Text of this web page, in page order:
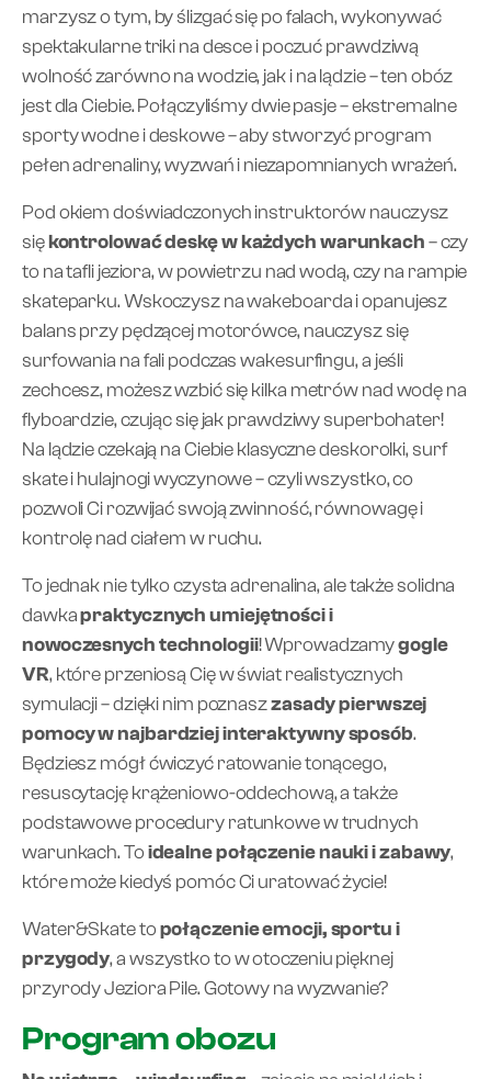
marzysz o tym, by ślizgać się po falach, wykonywać
spektakularne triki na desce i poczuć prawdziwą
wolność zarówno na wodzie, jak i na lądzie – ten obóz
jest dla Ciebie. Połączyliśmy dwie pasje – ekstremalne
sporty wodne i deskowe – aby stworzyć program
pełen adrenaliny, wyzwań i niezapomnianych wrażeń.
Pod okiem doświadczonych instruktorów nauczysz
siękontrolować deskę w każdych warunkach– czy
to na tafli jeziora, w powietrzu nad wodą, czy na rampie
skateparku. Wskoczysz na wakeboarda i opanujesz
balans przy pędzącej motorówce, nauczysz się
surfowania na fali podczas wakesurfingu, a jeśli
zechcesz, możesz wzbić się kilka metrów nad wodę na
flyboardzie, czując się jak prawdziwy superbohater!
Na lądzie czekają na Ciebie klasyczne deskorolki, surf
skate i hulajnogi wyczynowe – czyli wszystko, co
pozwoli Ci rozwijać swoją zwinność, równowagę i
kontrolę nad ciałem w ruchu.
To jednak nie tylko czysta adrenalina, ale także solidna
dawkapraktycznych umiejętności i
nowoczesnych technologii! Wprowadzamygogle
VR, które przeniosą Cię w świat realistycznych
symulacji – dzięki nim poznaszzasady pierwszej
pomocy w najbardziej interaktywny sposób.
Będziesz mógł ćwiczyć ratowanie tonącego,
resuscytację krążeniowo-oddechową, a także
podstawowe procedury ratunkowe w trudnych
warunkach. Toidealne połączenie nauki i zabawy,
które może kiedyś pomóc Ci uratować życie!
Water&Skate topołączenie emocji, sportu i
przygody, a wszystko to w otoczeniu pięknej
przyrody Jeziora Pile. Gotowy na wyzwanie?
Program obozu